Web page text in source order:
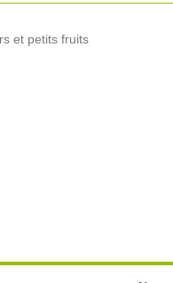
et petits fruits